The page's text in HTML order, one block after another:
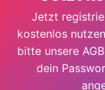
Jetzt
kostenlos
bitte unsere
dein